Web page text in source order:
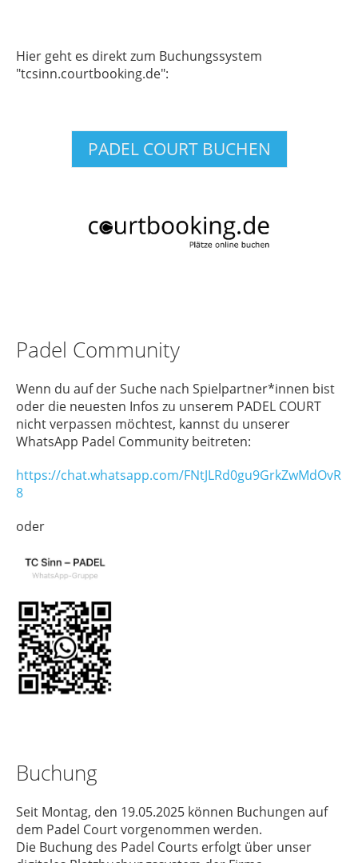
Hier geht es direkt zum Buchungssystem
"tcsinn.courtbooking.de":
PADEL COURT BUCHEN
Padel Community
Wenn du auf der Suche nach Spielpartner*innen bist
oder die neuesten Infos zu unserem PADEL COURT
nicht verpassen möchtest, kannst du unserer
WhatsApp Padel Community beitreten:
https://chat.whatsapp.com/FNtJLRd0gu9GrkZwMdOvR
8
oder
Buchung
Seit Montag, den 19.05.2025 können Buchungen auf
dem Padel Court vorgenommen werden.
Die Buchung des Padel Courts erfolgt über unser